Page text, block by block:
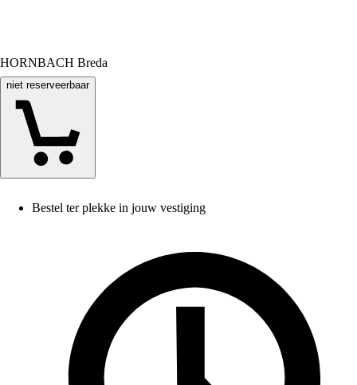
HORNBACH Breda
niet reserveerbaar
Bestel ter plekke in jouw vestiging